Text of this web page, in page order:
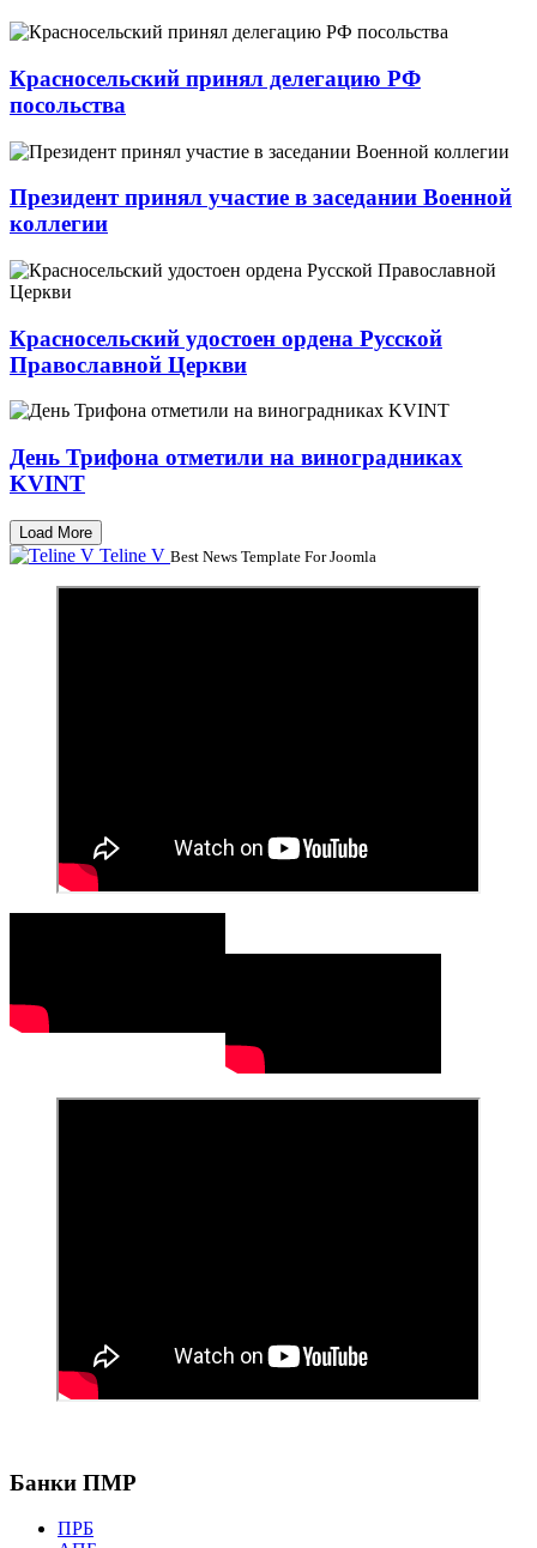
Красносельский принял делегацию РФ
посольства
Президент принял участие в заседании Военной
коллегии
Красносельский удостоен ордена Русской
Православной Церкви
День Трифона отметили на виноградниках
KVINT
Load More
Teline V Best News Template For Joomla
Банки ПМР
ПРБ